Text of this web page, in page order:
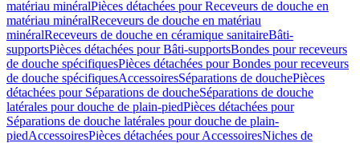
matériau minéralPièces détachées pour Receveurs de douche en
matériau minéralReceveurs de douche en matériau
minéralReceveurs de douche en céramique sanitaireBâti-
supportsPièces détachées pour Bâti-supportsBondes pour receveurs
de douche spécifiquesPièces détachées pour Bondes pour receveurs
de douche spécifiquesAccessoiresSéparations de douchePièces
détachées pour Séparations de doucheSéparations de douche
latérales pour douche de plain-piedPièces détachées pour
Séparations de douche latérales pour douche de plain-
piedAccessoiresPièces détachées pour AccessoiresNiches de